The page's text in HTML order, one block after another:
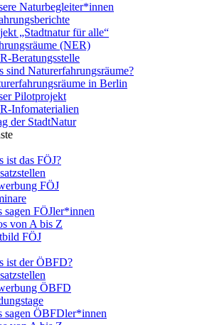
Naturbegleiter*innen
„Stadtnatur für alle“
(NER)
Beratungsstelle
sind Naturerfahrungsräume?
in Berlin
Pilotprojekt
Infomaterialien
der StadtNatur
ist das FÖJ?
FÖJ
sagen FÖJler*innen
von A bis Z
FÖJ
ist der ÖBFD?
ÖBFD
sagen ÖBFDler*innen